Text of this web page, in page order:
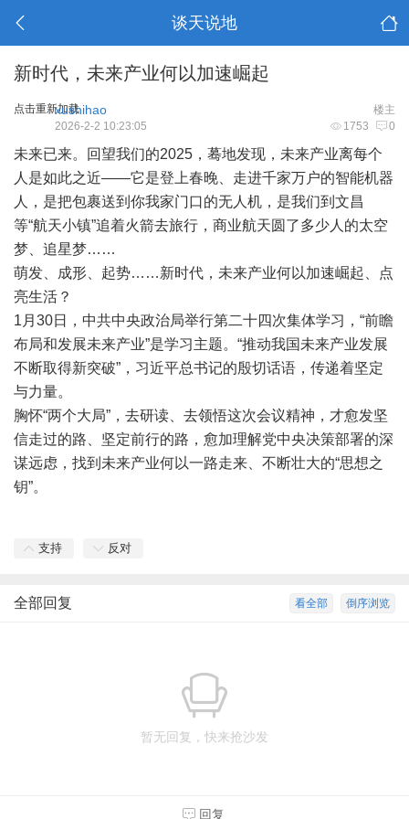
谈天说地
新时代，未来产业何以加速崛起
点击重新加载 楼主
xushihao
1753 0
2026-2-2 10:23:05
未来已来。回望我们的2025，蓦地发现，未来产业离每个
人是如此之近——它是登上春晚、走进千家万户的智能机器
人，是把包裹送到你我家门口的无人机，是我们到文昌
等“航天小镇”追着火箭去旅行，商业航天圆了多少人的太空
梦、追星梦……
萌发、成形、起势……新时代，未来产业何以加速崛起、点
亮生活？
1月30日，中共中央政治局举行第二十四次集体学习，“前瞻
布局和发展未来产业”是学习主题。“推动我国未来产业发展
不断取得新突破”，习近平总书记的殷切话语，传递着坚定
与力量。
胸怀“两个大局”，去研读、去领悟这次会议精神，才愈发坚
信走过的路、坚定前行的路，愈加理解党中央决策部署的深
谋远虑，找到未来产业何以一路走来、不断壮大的“思想之
钥”。
支持 反对
倒序浏览
看全部
全部回复
暂无回复，快来抢沙发
回复